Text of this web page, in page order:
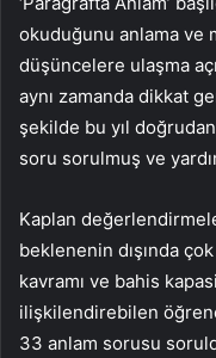
okuduğunu anlama ve
düşüncelere ulaşma
aynı zamanda dikkat
şekilde bu yıl doğrudan
soru sorulmuş ve
Kaplan
beklenenin dışında
kavramı ve bahis
ilişkilendirebilen
33 anlam sorusu